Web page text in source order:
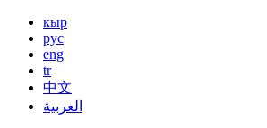
кыр
рус
eng
tr
中文
العربية